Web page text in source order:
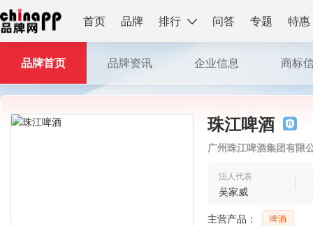
首页 品牌 排行 问答 专题 特惠
珠江啤酒
广州珠江啤酒集团有限
法人代表
吴家威
主营产品：
啤酒
品牌首页 品牌资讯 企业信息 商标